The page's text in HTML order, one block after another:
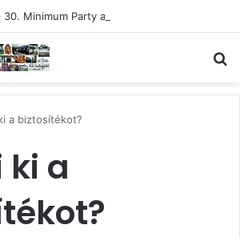
a biztosítékot?
ki a